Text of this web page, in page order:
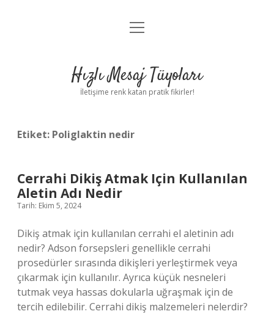
Anasayfa
Yasal Uyarı
menüyü
Hızlı Mesaj Tüyoları
İletişime renk katan pratik fikirler!
Etiket: Poliglaktin nedir
Cerrahi Dikiş Atmak Için Kullanılan
Aletin Adı Nedir
Tarih: Ekim 5, 2024
Dikiş atmak için kullanılan cerrahi el aletinin adı
nedir? Adson forsepsleri genellikle cerrahi
prosedürler sırasında dikişleri yerleştirmek veya
çıkarmak için kullanılır. Ayrıca küçük nesneleri
tutmak veya hassas dokularla uğraşmak için de
tercih edilebilir. Cerrahi dikiş malzemeleri nelerdir?